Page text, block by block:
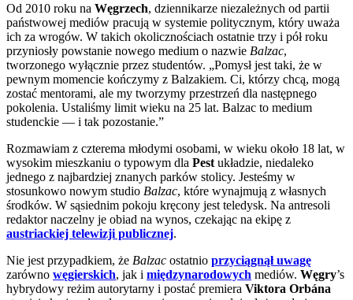
Od 2010 roku na Węgrzech, dziennikarze niezależnych od partii
państwowej mediów pracują w systemie politycznym, który uważa
ich za wrogów. W takich okolicznościach ostatnie trzy i pół roku
przyniosły powstanie nowego medium o nazwie Balzac,
tworzonego wyłącznie przez studentów. „Pomysł jest taki, że w
pewnym momencie kończymy z Balzakiem. Ci, którzy chcą, mogą
zostać mentorami, ale my tworzymy przestrzeń dla następnego
pokolenia. Ustaliśmy limit wieku na 25 lat. Balzac to medium
studenckie — i tak pozostanie.”
Rozmawiam z czterema młodymi osobami, w wieku około 18 lat, w
wysokim mieszkaniu o typowym dla Pest układzie, niedaleko
jednego z najbardziej znanych parków stolicy. Jesteśmy w
stosunkowo nowym studio Balzac, które wynajmują z własnych
środków. W sąsiednim pokoju kręcony jest teledysk. Na antresoli
redaktor naczelny je obiad na wynos, czekając na ekipę z
austriackiej telewizji publicznej.
Nie jest przypadkiem, że Balzac ostatnio przyciągnął uwagę
zarówno węgierskich, jak i międzynarodowych mediów. Węgry’s
hybrydowy reżim autorytarny i postać premiera Viktora Orbána